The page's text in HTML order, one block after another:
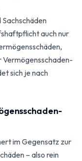
auch nur
Vermögensschaden­
sich je nach
im Gegensatz zur
– also rein